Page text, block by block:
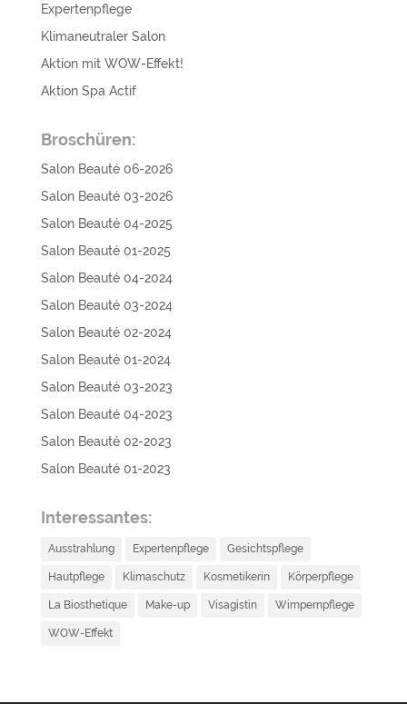
Expertenpflege
Klimaneutraler Salon
Aktion mit WOW-Effekt!
Aktion Spa Actif
Broschüren:
Salon Beauté 06-2026
Salon Beauté 03-2026
Salon Beauté 04-2025
Salon Beauté 01-2025
Salon Beauté 04-2024
Salon Beauté 03-2024
Salon Beauté 02-2024
Salon Beauté 01-2024
Salon Beauté 03-2023
Salon Beauté 04-2023
Salon Beauté 02-2023
Salon Beauté 01-2023
Interessantes:
Ausstrahlung Expertenpflege Gesichtspflege
Hautpflege Klimaschutz Kosmetikerin Körperpflege
La Biosthetique Make-up Visagistin Wimpernpflege
WOW-Effekt